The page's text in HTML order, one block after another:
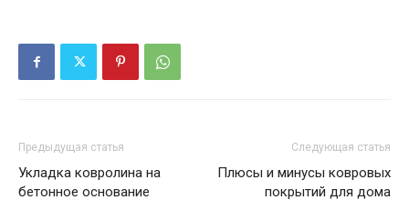
Предыдущая статья
Укладка ковролина на
бетонное основание
Следующая статья
Плюсы и минусы ковровых
покрытий для дома